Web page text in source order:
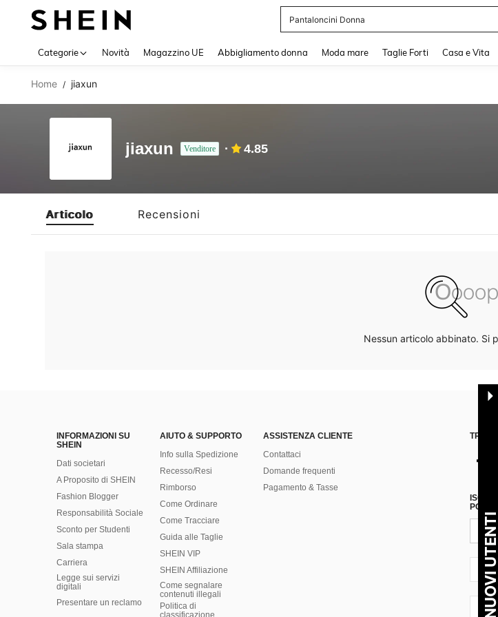
Pantaloncini Donna
Categorie Novità Magazzino UE Abbigliamento donna Moda mare Taglie Forti Casa e Vita
Home / jiaxun
jiaxun Venditore 4.85
Articolo Recensioni
Nessun articolo abbinato. Si
INFORMAZIONI SU
SHEIN
Dati societari
A Proposito di SHEIN
Fashion Blogger
Responsabilità Sociale
Sconto per Studenti
Sala stampa
Carriera
Legge sui servizi
digitali
Presentare un reclamo
AIUTO & SUPPORTO
Info sulla Spedizione
Recesso/Resi
Rimborso
Come Ordinare
Come Tracciare
Guida alle Taglie
SHEIN VIP
SHEIN Affiliazione
Come segnalare
contenuti illegali
Politica di
classificazione
ASSISTENZA CLIENTE
Contattaci
Domande frequenti
Pagamento & Tasse
IT +
IT +
PER I NUOVI UTENTI